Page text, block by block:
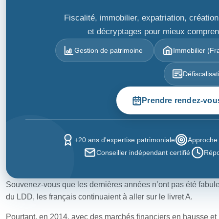
Fiscalité, immobilier, expatriation,
et décryptages pour mieux
Gestion de patrimoine Immobilier
Prendre rendez-
+20 ans d'expertise patrimoniale
Conseiller indépendant certifié
Souvenez-vous que les dernières années n’ont pas été
du LDD, les français continuaient à aller sur le livret A.
Pourtant, en 2014, avec des marchés financiers en hausse